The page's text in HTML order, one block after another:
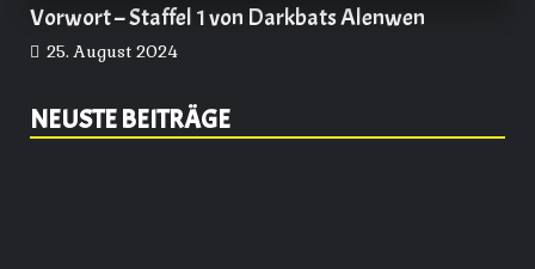
Vorwort – Staffel 1 von Darkbats Alenwen
25. August 2024
NEUSTE BEITRÄGE